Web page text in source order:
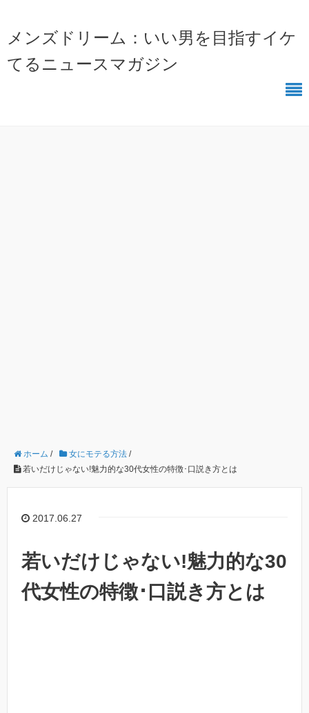
メンズドリーム：いい男を目指すイケ
てるニュースマガジン
ホーム / 女にモテる方法 /
若いだけじゃない!魅力的な30代女性の特徴･口説き方とは
2017.06.27
若いだけじゃない!魅力的な30
代女性の特徴･口説き方とは